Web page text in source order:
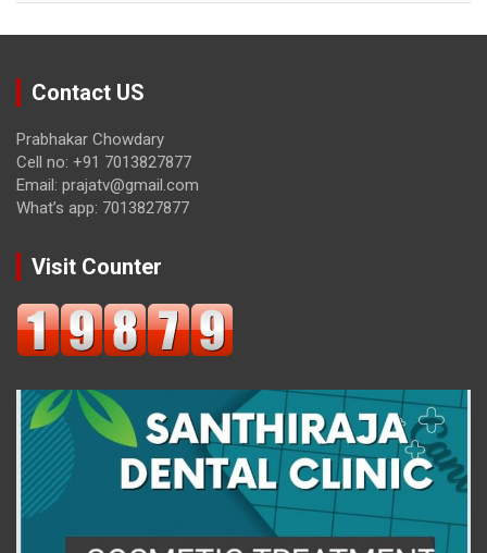
Contact US
Prabhakar Chowdary
Cell no: +91 7013827877
Email: prajatv@gmail.com
What’s app: 7013827877
Visit Counter